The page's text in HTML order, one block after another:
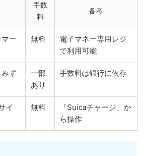
手数
料
备考
ー
無料
電子マネー専用レジ
で利用可能
ず
一部
あり
手数料は銀行に依存
イ
無料
「Suicaチャージ」か
ら操作